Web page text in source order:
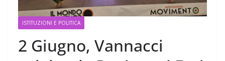
ISTITUZIONI E POLITICA
2 Giugno, Vannacci